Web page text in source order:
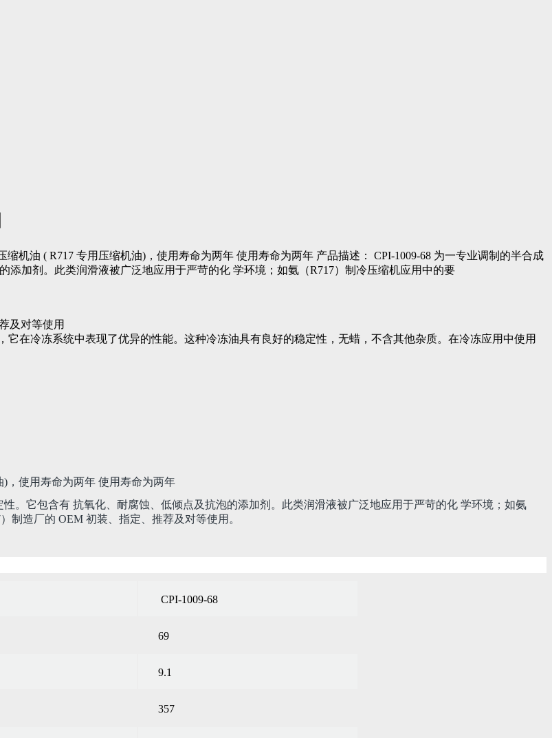
缩机油 ( R717 专用压缩机油)，使用寿命为两年 使用寿命为两年 产品描述： CPI-1009-68 为一专业调制的半合成
加剂。此类润滑液被广泛地应用于严苛的化 学环境；如氨（R717）制冷压缩机应用中的要
及对等使用
它在冷冻系统中表现了优异的性能。这种冷冻油具有良好的稳定性，无蜡，不含其他杂质。在冷冻应用中使用
)，使用寿命为两年 使用寿命为两年
。它包含有 抗氧化、耐腐蚀、低倾点及抗泡的添加剂。此类润滑液被广泛地应用于严苛的化 学环境；如氨
制造厂的 OEM 初装、指定、推荐及对等使用。
CPI-1009-68
69
9.1
357